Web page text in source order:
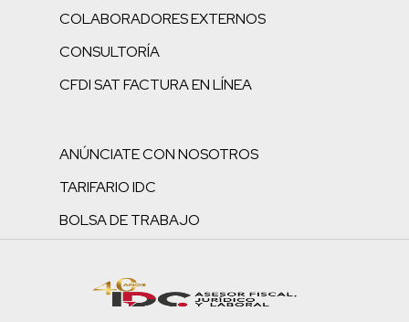
COLABORADORES EXTERNOS
CONSULTORÍA
CFDI SAT FACTURA EN LÍNEA
ANÚNCIATE CON NOSOTROS
TARIFARIO IDC
BOLSA DE TRABAJO